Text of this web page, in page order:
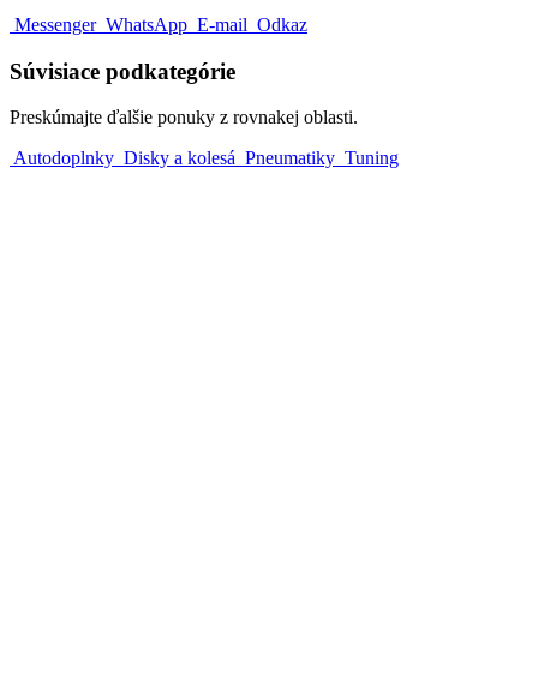
Messenger WhatsApp E-mail Odkaz
Súvisiace podkategórie
Preskúmajte ďalšie ponuky z rovnakej oblasti.
Autodoplnky Disky a kolesá Pneumatiky Tuning